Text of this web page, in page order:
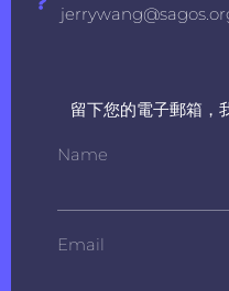
留下您的電子郵箱，
Name
Email